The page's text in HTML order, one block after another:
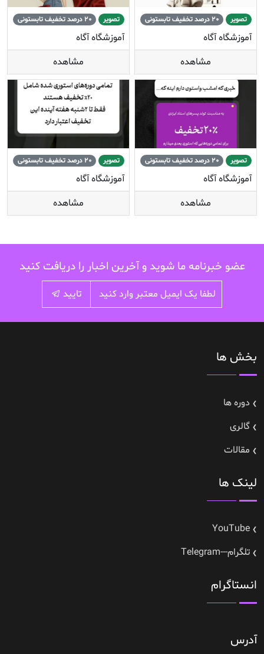
تصویر 20 درصد تخفیف تابستونی
آموزشگاه آگاه
مشاهده
تصویر 20 درصد تخفیف تابستونی
آموزشگاه آگاه
مشاهده
تصویر 20 درصد تخفیف تابستونی
آموزشگاه آگاه
مشاهده
تصویر 20 درصد تخفیف تابستونی
آموزشگاه آگاه
مشاهده
عضو خبرنامه ما شوید و آخرین اخبار را دریافت کنید
تایید
بخش ها
دوره ها
گالری
مقالات
لینک ها
YouTube
تلگرام---Telegram
انستاگرام
آدرس